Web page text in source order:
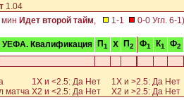
1.04
Идет второй тайм, 1-1 0-0 Угл. 6-1)
УЕФА. Квалификация П1 X П2 Ф1 К1 Ф2
1X и <2.5: Да Нет 1X и >2.5: Да Нет
матча X2 и <2.5: Да Нет X2 и >2.5: Да Нет